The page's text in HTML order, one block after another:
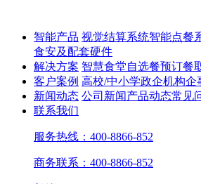
智能产品 视觉结算系统智能点餐
食安及配套硬件
解决方案 智慧食堂自选餐预订餐
客户案例 高校/中小学政企机构企
新闻动态 公司新闻产品动态常见
联系我们
服务热线：400-8866-852
商务联系：400-8866-852